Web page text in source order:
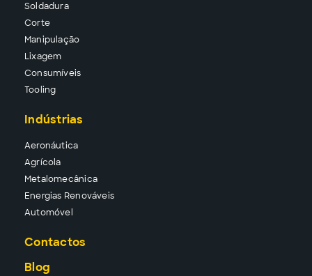
Soldadura
Corte
Manipulação
Lixagem
Consumíveis
Tooling
Indústrias
Aeronáutica
Agrícola
Metalomecânica
Energias Renováveis
Automóvel
Contactos
Blog